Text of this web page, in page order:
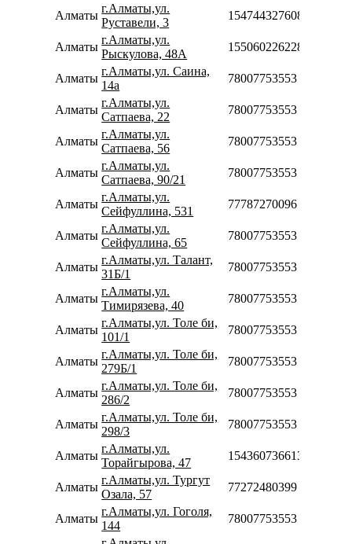
Алматы
г.Алматы,ул.
Руставели, 3
154744327608
Алматы
г.Алматы,ул.
Рыскулова, 48А
155060226228
Алматы
г.Алматы,ул. Саина,
14а
78007753553
Алматы
г.Алматы,ул.
Сатпаева, 22
78007753553
Алматы
г.Алматы,ул.
Сатпаева, 56
78007753553
Алматы
г.Алматы,ул.
Сатпаева, 90/21
78007753553
Алматы
г.Алматы,ул.
Сейфуллина, 531
77787270096
Алматы
г.Алматы,ул.
Сейфуллина, 65
78007753553
Алматы
г.Алматы,ул. Талант,
31Б/1
78007753553
Алматы
г.Алматы,ул.
Тимирязева, 40
78007753553
Алматы
г.Алматы,ул. Толе би,
101/1
78007753553
Алматы
г.Алматы,ул. Толе би,
279Б/1
78007753553
Алматы
г.Алматы,ул. Толе би,
286/2
78007753553
Алматы
г.Алматы,ул. Толе би,
298/3
78007753553
Алматы
г.Алматы,ул.
Торайгырова, 47
154360736613
Алматы
г.Алматы,ул. Тургут
Озала, 57
77272480399
Алматы
г.Алматы,ул. Гоголя,
144
78007753553